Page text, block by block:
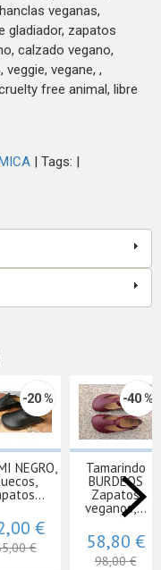
veganas,
gladiador, zapatos
calzado vegano,
vegane, ,
free animal, libre
| Tags: |
-20 %
NEGRO,
€
€
-40 %
Tamarindo
BURDEOS
Zapatos
veganos,...
58,80 €
98,00 €